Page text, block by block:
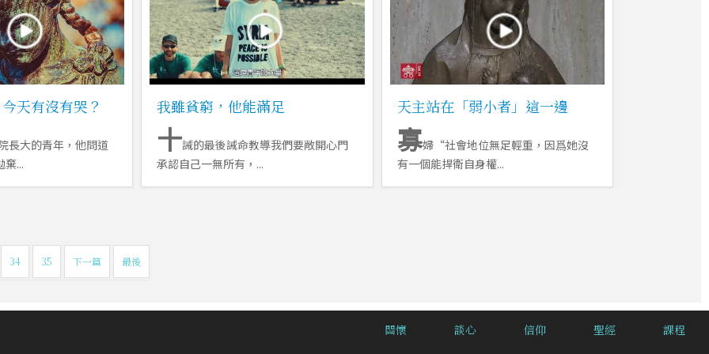
天有沒有哭？
長大的青年，他問道
棄...
我雖貧窮，他能滿足
十誡的最後誡命教導我們要敞開心門
承認自己一無所有，...
天主站在「弱小者」這一邊
寡婦“社會地位無足輕重，因爲她沒
有一個能捍衛自身權...
34 35 下一篇 最後
關懷 談心 信仰 聖經 課程